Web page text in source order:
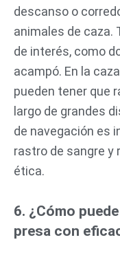
descanso o
animales de caza.
de interés, como
acampó. En la
pueden tener que
largo de grandes
de navegación es
rastro de sangre y
ética.
6. ¿Cómo
presa con